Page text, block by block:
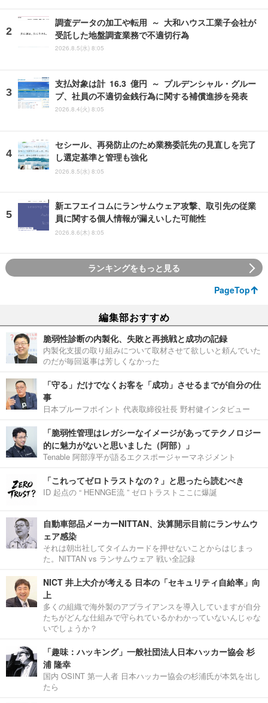
調査データの加工や転用 ～ 大和ハウス工業子会社が
受託した地盤調査業務で不適切行為
2026.8.5(水) 8:05
支払対象は計 16.3 億円 ～ プルデンシャル・グルー
プ、社員の不適切金銭行為に関する補償進捗を発表
2026.8.4(火) 8:05
セシール、再発防止のため業務委託先の見直しを完了
し選定基準と管理も強化
2026.8.5(水) 8:05
新エフエイコムにランサムウェア攻撃、取引先の従業
員に関する個人情報が漏えいした可能性
2026.8.6(木) 8:05
ランキングをもっと見る
PageTop
編集部おすすめ
脆弱性診断の内製化、失敗と再挑戦と成功の記録
内製化支援の取り組みについて取材させて欲しいと頼んでいた
のだが毎回返事は芳しくなかった
「守る」だけでなくお客を「成功」させるまでが自分の仕
事
日本プルーフポイント 代表取締役社長 野村健インタビュー
「脆弱性管理はレガシーなイメージがあってテクノロジー
的に魅力がないと思いました（阿部）」
Tenable 阿部淳平が語るエクスポージャーマネジメント
「これってゼロトラストなの？」と思ったら読むべき
ID 起点の “ HENNGE流 ” ゼロトラストここに爆誕
自動車部品メーカーNITTAN、決算開示目前にランサムウ
ェア感染
それは朝出社してタイムカードを押せないことからはじまっ
た。NITTAN vs ランサムウェア 戦い全記録
NICT 井上大介が考える 日本の「セキュリティ自給率」向
上
多くの組織で海外製のアプライアンスを導入していますが自分
たちがどんな仕組みで守られているかわかっていないんじゃな
いでしょうか？
「趣味：ハッキング」一般社団法人日本ハッカー協会 杉
浦 隆幸
国内 OSINT 第一人者 日本ハッカー協会の杉浦氏が本気を出し
たら